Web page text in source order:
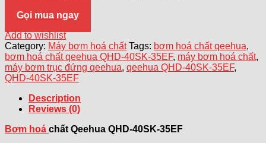
Gọi mua ngay
Add to wishlist
Category: Máy bơm hoá chất Tags: bơm hoá chất qeehua,
bơm hoá chất qeehua QHD-40SK-35EF, máy bơm hoá chất,
máy bơm trục đứng qeehua, qeehua QHD-40SK-35EF,
QHD-40SK-35EF
Description
Reviews (0)
Bơm hoá chất Qeehua QHD-40SK-35EF